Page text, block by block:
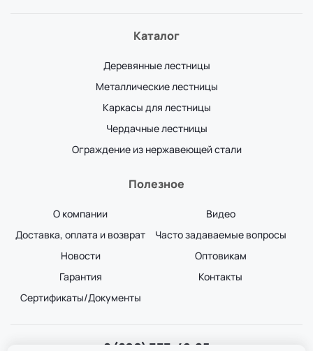
Каталог
Деревянные лестницы
Металлические лестницы
Каркасы для лестницы
Чердачные лестницы
Ограждение из нержавеющей стали
Полезное
О компании
Доставка, оплата и возврат
Новости
Гарантия
Сертификаты/Документы
Видео
Часто задаваемые вопросы
Оптовикам
Контакты